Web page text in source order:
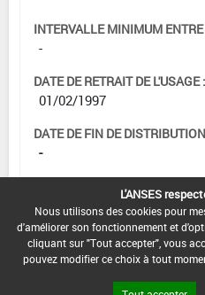
INTERVALLE MINIMUM
-
DATE DE RETRAIT DE L'USAGE :
01/02/1997
DATE DE FIN DE
-
DATE DE FIN D'UTILISATION :
-
L'ANSES
Nous utilisons des cookies pour
d'améliorer son fonctionnement et
cliquant sur "Tout accepter", vous
pouvez modifier ce choix à tout